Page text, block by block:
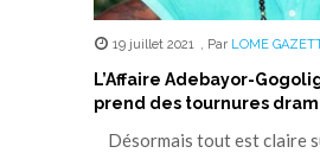
19 juillet 2021 Par LOME
L’Affaire Adebayor-
prend des tournures
Désormais tout est claire